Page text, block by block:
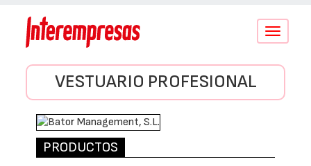
Conmutar
VESTUARIO PROFESIONAL
PRODUCTOS